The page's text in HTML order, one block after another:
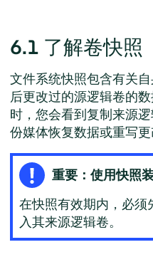
6.1 了解卷快照
文件系统快照包含有关
后更改过的源逻辑卷的
时，您会看到复制来源
份媒体恢复数据或重写更
重要：使用快照
在快照有效期内，必须
入其来源逻辑卷。